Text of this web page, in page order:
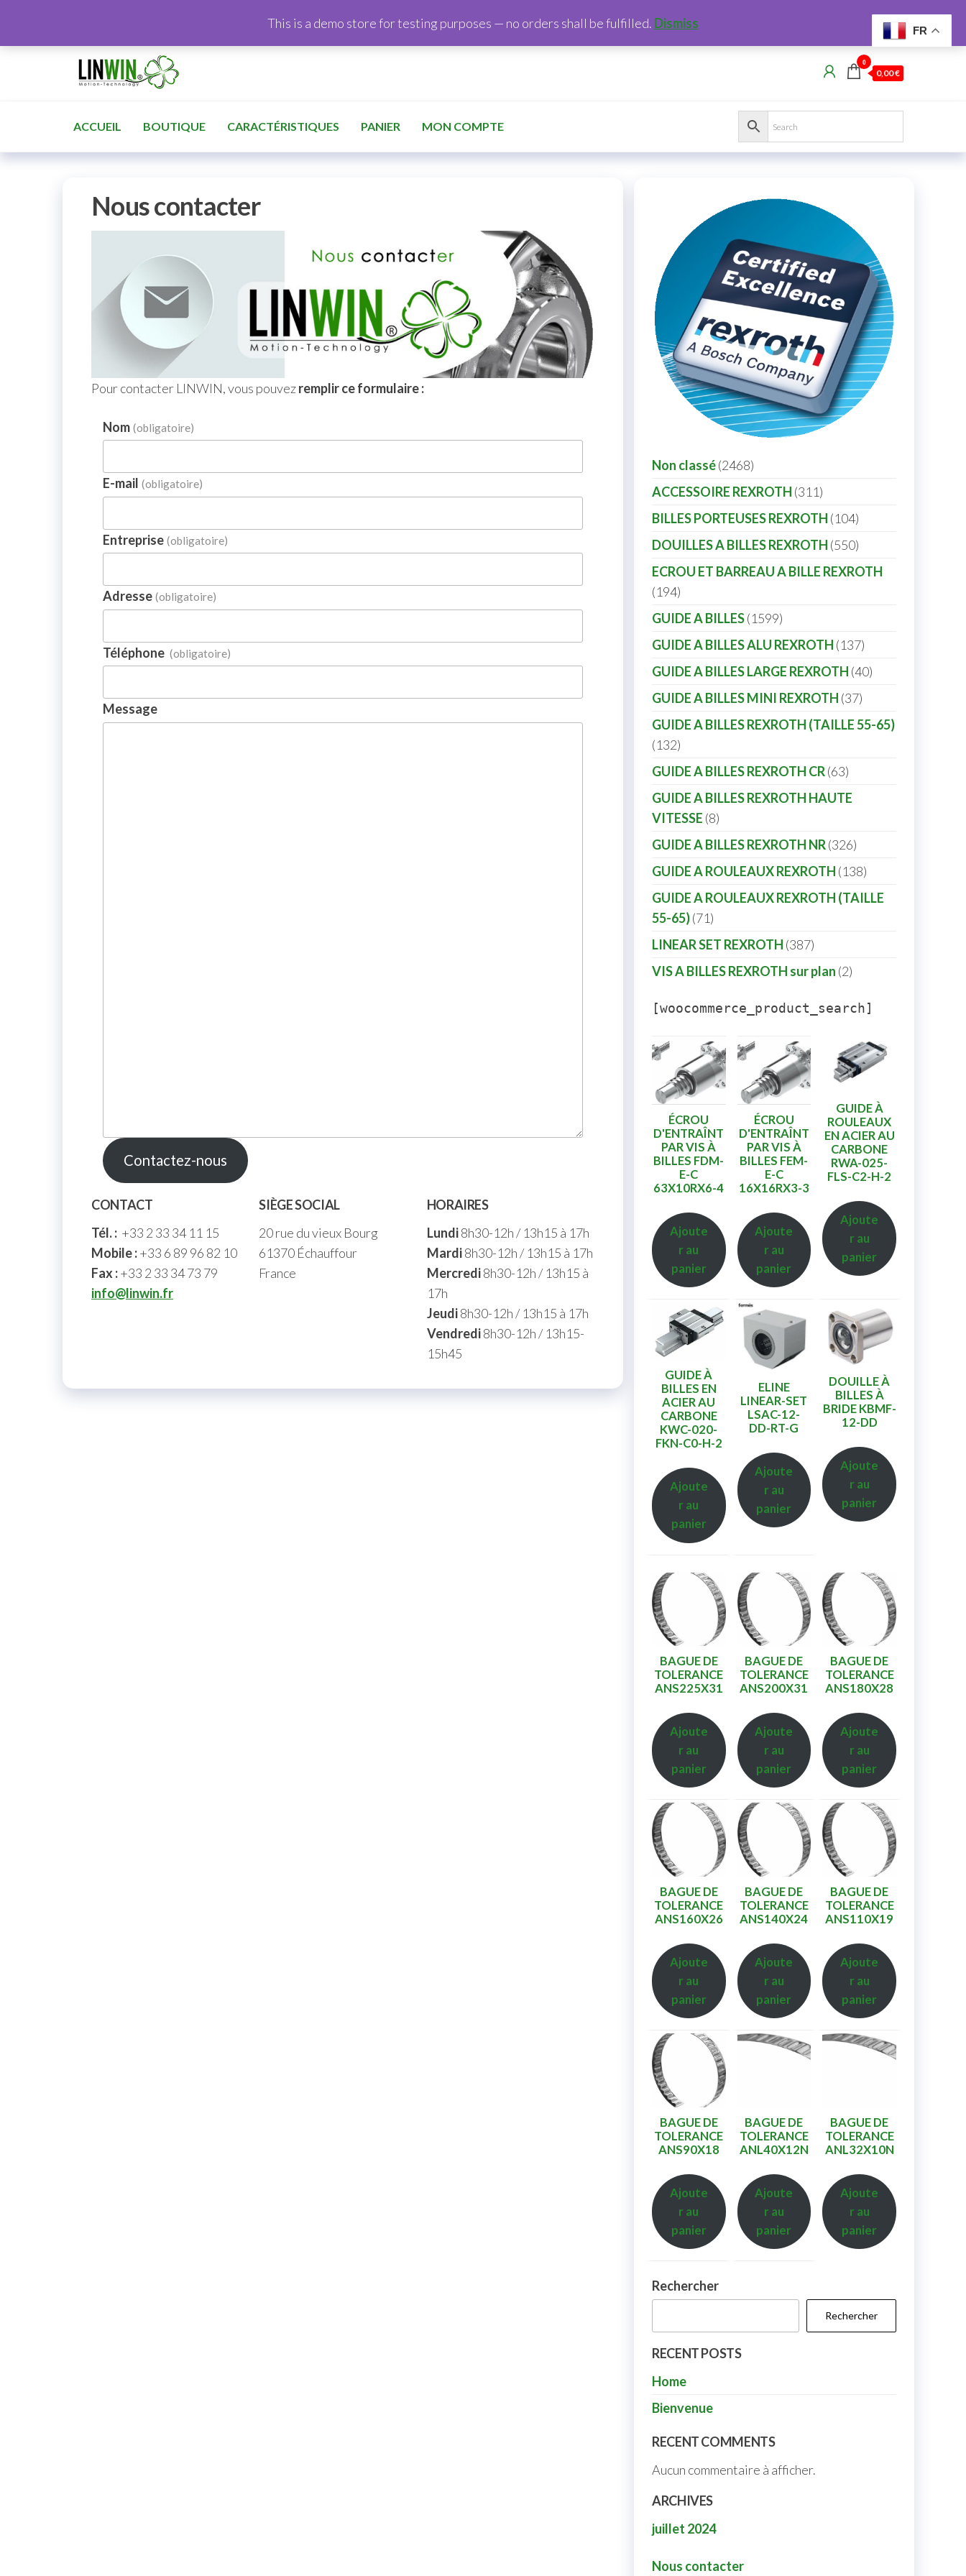
0
0,00 €
ACCUEIL BOUTIQUE CARACTÉRISTIQUES PANIER MON COMPTE
Nous contacter
Pour contacter LINWIN, vous pouvezremplir ce formulaire :
Nom (obligatoire)
E-mail (obligatoire)
Entreprise (obligatoire)
Adresse (obligatoire)
Téléphone (obligatoire)
Message
Contactez-nous
CONTACT
Tél. : +33 2 33 34 11 15
Mobile :+33 6 89 96 82 10
Fax :+33 2 33 34 73 79
info@linwin.fr
SIÈGE SOCIAL
20 rue du vieux Bourg
61370 Échauffour
France
HORAIRES
Lundi8h30-12h / 13h15 à 17h
Mardi8h30-12h / 13h15 à 17h
Mercredi8h30-12h / 13h15 à
17h
Jeudi8h30-12h / 13h15 à 17h
Vendredi8h30-12h / 13h15-
15h45
Non classé 2468
ACCESSOIRE REXROTH 311
BILLES PORTEUSES REXROTH 104
DOUILLES A BILLES REXROTH 550
ECROU ET BARREAU A BILLE REXROTH
194
GUIDE A BILLES 1599
GUIDE A BILLES ALU REXROTH 137
GUIDE A BILLES LARGE REXROTH 40
GUIDE A BILLES MINI REXROTH 37
GUIDE A BILLES REXROTH (TAILLE 55-65)
132
GUIDE A BILLES REXROTH CR 63
GUIDE A BILLES REXROTH HAUTE
VITESSE 8
GUIDE A BILLES REXROTH NR 326
GUIDE A ROULEAUX REXROTH 138
GUIDE A ROULEAUX REXROTH (TAILLE
55-65) 71
LINEAR SET REXROTH 387
VIS A BILLES REXROTH sur plan 2
[woocommerce_product_search]
ÉCROU
D'ENTRAÎNT
PAR VIS À
BILLES FDM-
E-C
63X10RX6-4
Ajoute
r au
panier
ÉCROU
D'ENTRAÎNT
PAR VIS À
BILLES FEM-
E-C
16X16RX3-3
Ajoute
r au
panier
GUIDE À
ROULEAUX
EN ACIER AU
CARBONE
RWA-025-
FLS-C2-H-2
Ajoute
r au
panier
GUIDE À
BILLES EN
ACIER AU
CARBONE
KWC-020-
FKN-C0-H-2
Ajoute
r au
panier
ELINE
LINEAR-SET
LSAC-12-
DD-RT-G
Ajoute
r au
panier
DOUILLE À
BILLES À
BRIDE KBMF-
12-DD
Ajoute
r au
panier
BAGUE DE
TOLERANCE
ANS225X31
Ajoute
r au
panier
BAGUE DE
TOLERANCE
ANS200X31
Ajoute
r au
panier
BAGUE DE
TOLERANCE
ANS180X28
Ajoute
r au
panier
BAGUE DE
TOLERANCE
ANS160X26
Ajoute
r au
panier
BAGUE DE
TOLERANCE
ANS140X24
Ajoute
r au
panier
BAGUE DE
TOLERANCE
ANS110X19
Ajoute
r au
panier
BAGUE DE
TOLERANCE
ANS90X18
Ajoute
r au
panier
BAGUE DE
TOLERANCE
ANL40X12N
Ajoute
r au
panier
BAGUE DE
TOLERANCE
ANL32X10N
Ajoute
r au
panier
Rechercher
Rechercher
RECENT POSTS
Home
Bienvenue
RECENT COMMENTS
Aucun commentaire à afficher.
ARCHIVES
juillet 2024
Nous contacter
FR
This is a demo store for testing purposes — no orders shall be fulfilled. Dismiss